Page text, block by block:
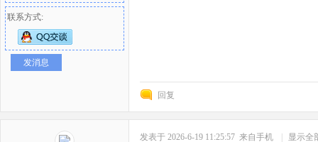
联系方式:
发消息
回复
发表于 2026-6-19 11:25:57 来自手机 显示全